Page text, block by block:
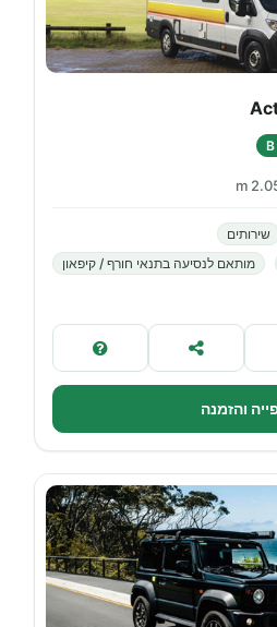
שירותים
מותאם לנסיעה בתנאי חורף / קיפאון
והזמנה